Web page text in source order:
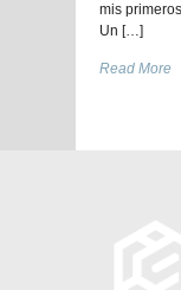
mis
Un […]
Read More